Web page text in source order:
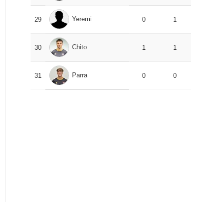
29 Yeremi 0 1
30 Chito 1 1
31 Parra 0 0